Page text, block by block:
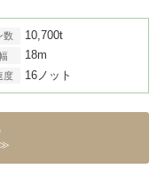
数 10,700t
18m
度 16ノット